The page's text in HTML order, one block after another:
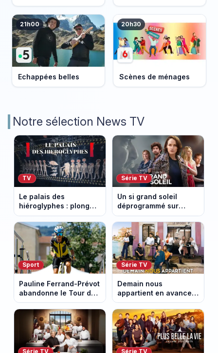
21h00
Echappées belles
20h30
Scènes de ménages
Notre sélection News TV
TV
Le palais des
hiéroglyphes : plongez
dans la tombe
égyptienne qui fascine
les archéologues
Série TV
Un si grand soleil
déprogrammé sur
France 3 : cinq
épisodes inédits
diffusés le 13 août
Sport
Pauline Ferrand-Prévot
abandonne le Tour de
France Femmes avant
la 8e étape
Série TV
Demain nous
appartient en avance :
ce qui vous attend la
semaine du 10 au 14
août 2026 (spoiler)